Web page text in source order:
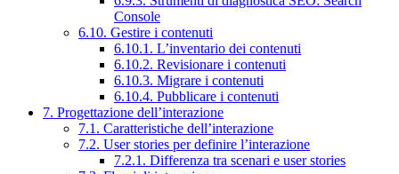
Console
6.10. Gestire i contenuti
6.10.1. L’inventario dei contenuti
6.10.2. Revisionare i contenuti
6.10.3. Migrare i contenuti
6.10.4. Pubblicare i contenuti
7. Progettazione dell’interazione
7.1. Caratteristiche dell’interazione
7.2. User stories per definire l’interazione
7.2.1. Differenza tra scenari e user stories